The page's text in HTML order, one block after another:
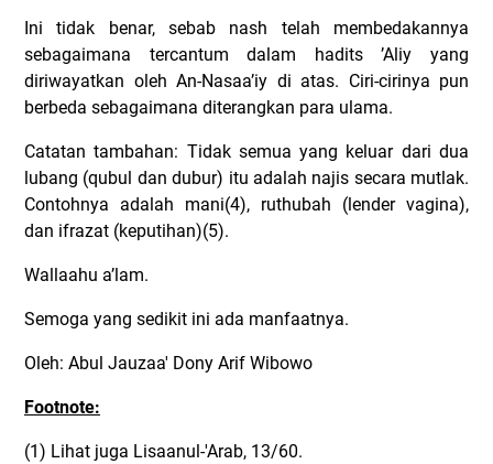
Ini tidak benar, sebab nash telah membedakannya
sebagaimana tercantum dalam hadits ’Aliy yang
diriwayatkan oleh An-Nasaa’iy di atas. Ciri-cirinya pun
berbeda sebagaimana diterangkan para ulama.
Catatan tambahan: Tidak semua yang keluar dari dua
lubang (qubul dan dubur) itu adalah najis secara mutlak.
Contohnya adalah mani(4), ruthubah (lender vagina),
dan ifrazat (keputihan)(5).
Wallaahu a’lam.
Semoga yang sedikit ini ada manfaatnya.
Oleh: Abul Jauzaa' Dony Arif Wibowo
Footnote:
(1) Lihat juga Lisaanul-'Arab, 13/60.